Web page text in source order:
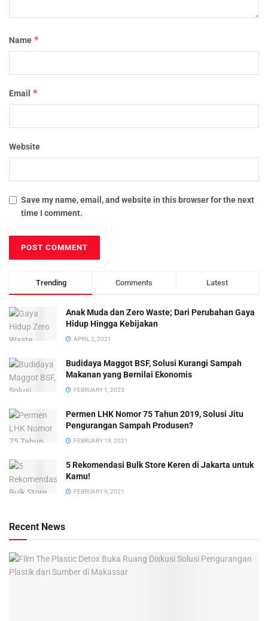
Name *
Email *
Website
Save my name, email, and website in this browser for the next
time I comment.
Trending Comments Latest
Anak Muda dan Zero Waste; Dari Perubahan Gaya
Hidup Hingga Kebijakan
APRIL 2, 2021
Budidaya Maggot BSF, Solusi Kurangi Sampah
Makanan yang Bernilai Ekonomis
FEBRUARY 1, 2023
Permen LHK Nomor 75 Tahun 2019, Solusi Jitu
Pengurangan Sampah Produsen?
FEBRUARY 19, 2021
5 Rekomendasi Bulk Store Keren di Jakarta untuk
Kamu!
FEBRUARY 9, 2021
Recent News